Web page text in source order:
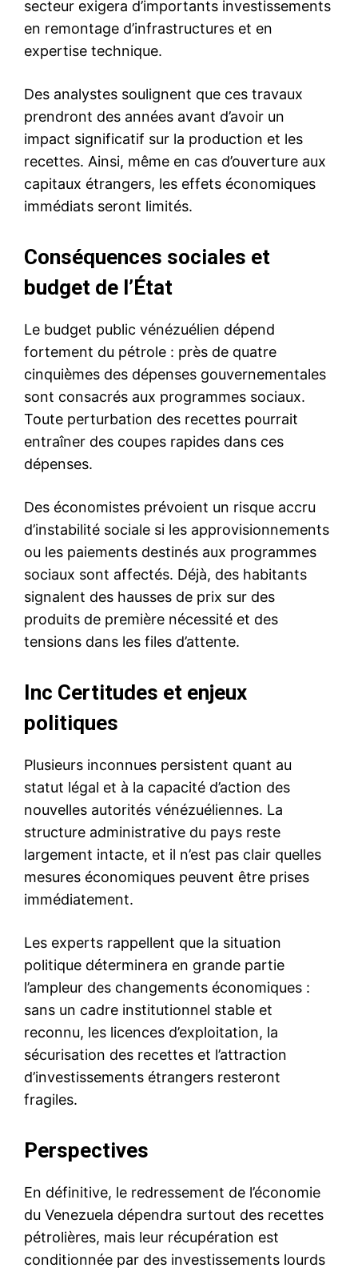
secteur exigera d’importants investissements
en remontage d’infrastructures et en
expertise technique.
Des analystes soulignent que ces travaux
prendront des années avant d’avoir un
impact significatif sur la production et les
recettes. Ainsi, même en cas d’ouverture aux
capitaux étrangers, les effets économiques
immédiats seront limités.
Conséquences sociales et
budget de l’État
Le budget public vénézuélien dépend
fortement du pétrole : près de quatre
cinquièmes des dépenses gouvernementales
sont consacrés aux programmes sociaux.
Toute perturbation des recettes pourrait
entraîner des coupes rapides dans ces
dépenses.
Des économistes prévoient un risque accru
d’instabilité sociale si les approvisionnements
ou les paiements destinés aux programmes
sociaux sont affectés. Déjà, des habitants
signalent des hausses de prix sur des
produits de première nécessité et des
tensions dans les files d’attente.
Inc Certitudes et enjeux
politiques
Plusieurs inconnues persistent quant au
statut légal et à la capacité d’action des
nouvelles autorités vénézuéliennes. La
structure administrative du pays reste
largement intacte, et il n’est pas clair quelles
mesures économiques peuvent être prises
immédiatement.
Les experts rappellent que la situation
politique déterminera en grande partie
l’ampleur des changements économiques :
sans un cadre institutionnel stable et
reconnu, les licences d’exploitation, la
sécurisation des recettes et l’attraction
d’investissements étrangers resteront
fragiles.
Perspectives
En définitive, le redressement de l’économie
du Venezuela dépendra surtout des recettes
pétrolières, mais leur récupération est
conditionnée par des investissements lourds